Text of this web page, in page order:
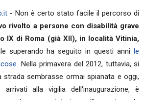
- Non è certo stato facile il percorso di
rivolto a persone con disabilità grave
IX di Roma (già XII), in località Vitinia,
superando ha seguito in questi anni le
Nella primavera del 2012, tuttavia, si
sembrasse ormai spianata e oggi,
alla vigilia dell'inaugurazione, è